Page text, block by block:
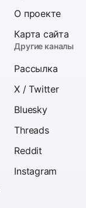
О проекте
Карта сайта
Другие каналы
Рассылка
X / Twitter
Bluesky
Threads
Reddit
Instagram